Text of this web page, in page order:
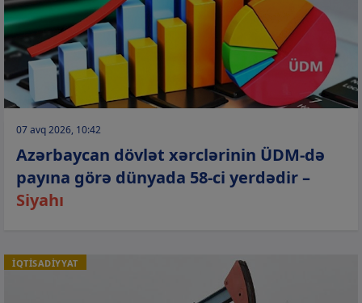
07 avq 2026, 10:42
Azərbaycan dövlət xərclərinin ÜDM-də
payına görə dünyada 58-ci yerdədir –
Siyahı
İQTİSADİYYAT